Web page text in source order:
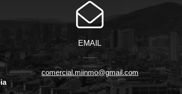
EMAIL
comercial.miinmo@gmail.com